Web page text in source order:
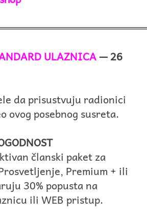
ULAZNICA— 26
da prisustvuju radionici
ovog posebnog susreta.
članski paket za
Premium + ili
30% popusta na
ili WEB pristup.